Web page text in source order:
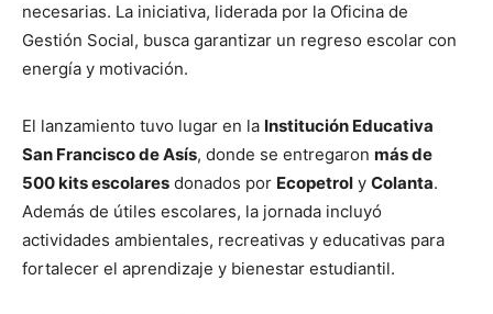
necesarias. La iniciativa, liderada por la Oficina de
Gestión Social, busca garantizar un regreso escolar con
energía y motivación.
El lanzamiento tuvo lugar en la Institución Educativa
San Francisco de Asís, donde se entregaron más de
500 kits escolares donados por Ecopetrol y Colanta.
Además de útiles escolares, la jornada incluyó
actividades ambientales, recreativas y educativas para
fortalecer el aprendizaje y bienestar estudiantil.